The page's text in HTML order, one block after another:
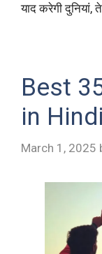
याद करेगी दुनियां,
Best
in Hindi
March 1, 2025